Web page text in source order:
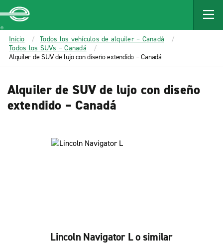
MAIN
CONTENT
Enterprise
Inicio
Todos los vehículos de alquiler – Canadá
Todos los SUVs – Canadá
Alquiler de SUV de lujo con diseño extendido – Canadá
Alquiler de SUV de lujo con diseño
extendido – Canadá
Lincoln Navigator L o similar